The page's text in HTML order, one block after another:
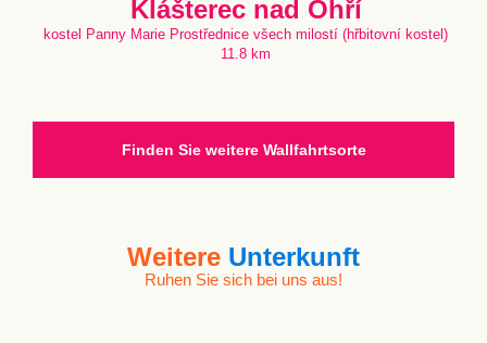
Klášterec nad Ohří
kostel Panny Marie Prostřednice všech milostí (hřbitovní kostel)
11.8 km
Finden Sie weitere Wallfahrtsorte
Weitere Unterkunft
Ruhen Sie sich bei uns aus!